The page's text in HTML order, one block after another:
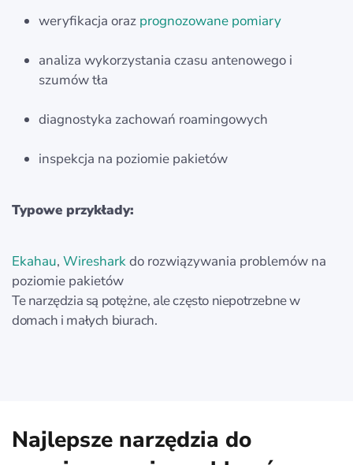
weryfikacja oraz prognozowane pomiary
analiza wykorzystania czasu antenowego i
szumów tła
diagnostyka zachowań roamingowych
inspekcja na poziomie pakietów
Typowe przykłady:
Ekahau, Wiresharkdo rozwiązywania problemów na
poziomie pakietów
Te narzędzia są potężne, ale często niepotrzebne w
domach i małych biurach.
Najlepsze narzędzia do